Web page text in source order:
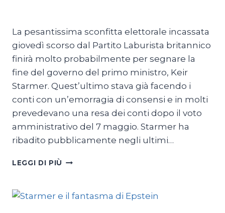
La pesantissima sconfitta elettorale incassata
giovedì scorso dal Partito Laburista britannico
finirà molto probabilmente per segnare la
fine del governo del primo ministro, Keir
Starmer. Quest’ultimo stava già facendo i
conti con un’emorragia di consensi e in molti
prevedevano una resa dei conti dopo il voto
amministrativo del 7 maggio. Starmer ha
ribadito pubblicamente negli ultimi…
LEGGI DI PIÙ GB,
CAPOLINEA?